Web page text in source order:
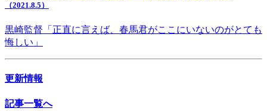
（2021.8.5）
黒崎監督「正直に言えば、春馬君がここにいないのがとても
悔しい」
更新情報
記事一覧へ